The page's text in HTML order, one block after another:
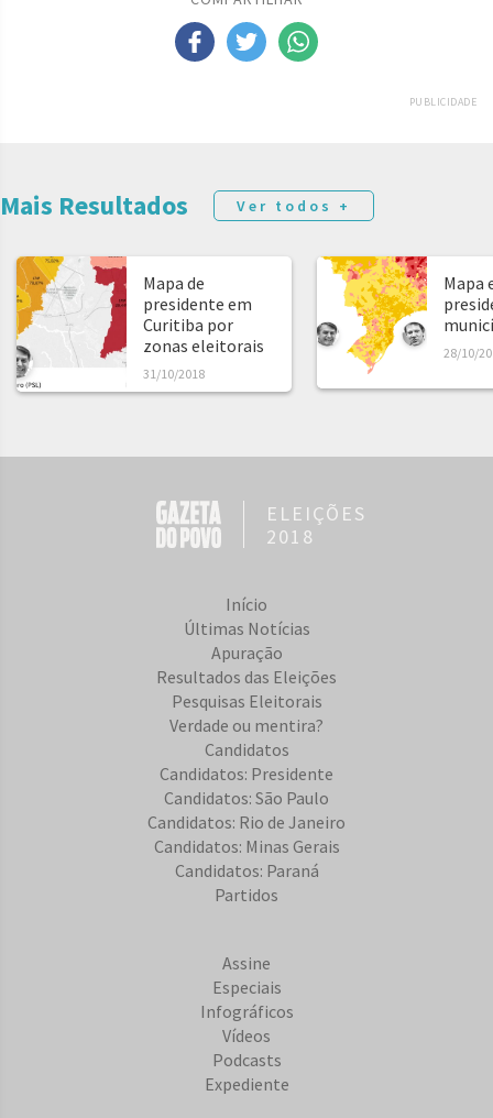
PUBLICIDADE
Mais Resultados Ver todos +
Mapa de
presidente em
Curitiba por
zonas eleitorais
31/10/2018
Mapa
28/10/
ELEIÇÕES
2018
Início
Últimas Notícias
Apuração
Resultados das Eleições
Pesquisas Eleitorais
Verdade ou mentira?
Candidatos
Candidatos: Presidente
Candidatos: São Paulo
Candidatos: Rio de Janeiro
Candidatos: Minas Gerais
Candidatos: Paraná
Partidos
Assine
Especiais
Infográficos
Vídeos
Podcasts
Expediente